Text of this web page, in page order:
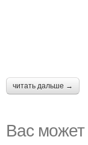
читать дальше →
Вас может